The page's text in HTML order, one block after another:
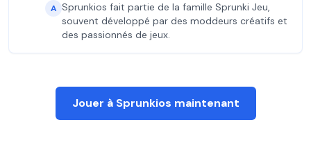
A Sprunkios fait partie de la famille Sprunki Jeu,
souvent développé par des moddeurs créatifs et
des passionnés de jeux.
Jouer à Sprunkios maintenant